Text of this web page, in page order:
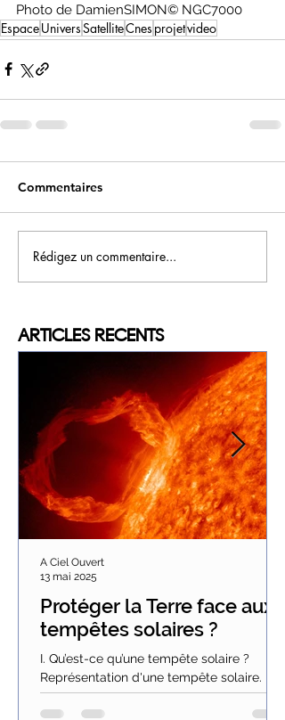
Photo de DamienSIMON© NGC7000
EspaceUniversSatelliteCnes projetvideo
Commentaires
Rédigez un commentaire...
ARTICLES RECENTS
Protéger la Terre face aux
tempêtes solaires ?
I. Qu’est-ce qu’une tempête solaire ?
Représentation d'une tempête solaire.
Tous les onze ans environ, lorsque l’activité
solaire...
A Ciel Ouvert
13 mai 2025